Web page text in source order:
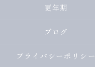
更年期
ブログ
プライバシーポリシー